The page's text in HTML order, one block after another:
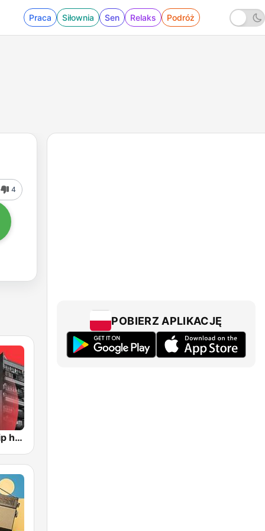
Praca Siłownia Sen Relaks Podróż
4
RMF Polski hip hop
POBIERZ APLIKACJĘ